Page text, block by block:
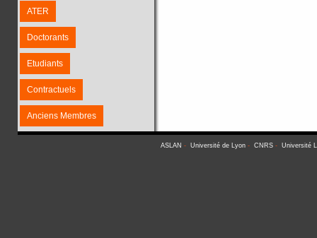
ATER
Doctorants
Etudiants
Contractuels
Anciens Membres
ASLAN - Université de Lyon- CNRS- Université